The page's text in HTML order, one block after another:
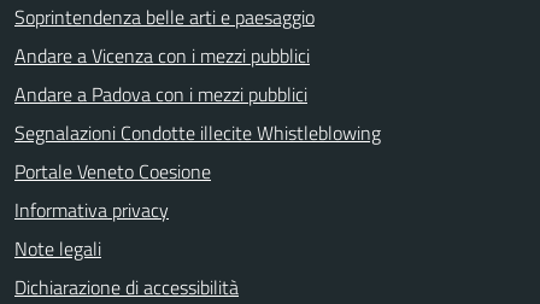
Soprintendenza belle arti e paesaggio
Andare a Vicenza con i mezzi pubblici
Andare a Padova con i mezzi pubblici
Segnalazioni Condotte illecite Whistleblowing
Portale Veneto Coesione
Informativa privacy
Note legali
Dichiarazione di accessibilità